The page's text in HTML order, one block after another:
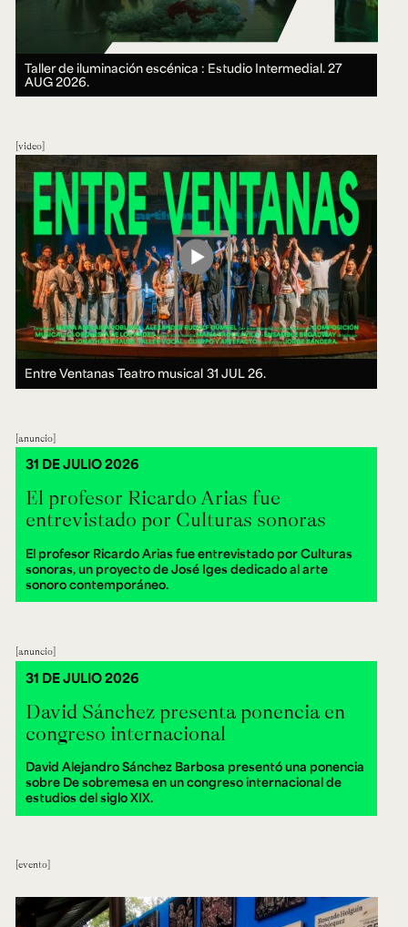
Taller de iluminación escénica : Estudio Intermedial.27
AUG 2026.
video
Entre Ventanas Teatro musical 31 JUL 26.
anuncio
El profesor Ricardo Arias fue
entrevistado por Culturas sonoras
El profesor Ricardo Arias fue entrevistado por Culturas
sonoras, un proyecto de José Iges dedicado al arte
sonoro contemporáneo.
31 DE JULIO 2026
anuncio
David Sánchez presenta ponencia en
congreso internacional
David Alejandro Sánchez Barbosa presentó una ponencia
sobre De sobremesa en un congreso internacional de
estudios del siglo XIX.
31 DE JULIO 2026
evento